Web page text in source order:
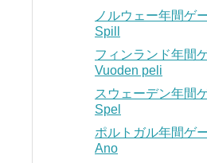
ノルウェー年間ゲ
Spill
フィンランド年間
Vuoden peli
スウェーデン年間
Spel
ポルトガル年間ゲ
Ano